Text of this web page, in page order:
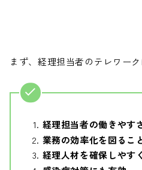
まず、経理担当者のテレワー
経理担当者の働きやす
業務の効率化を図るこ
経理人材を確保しやす